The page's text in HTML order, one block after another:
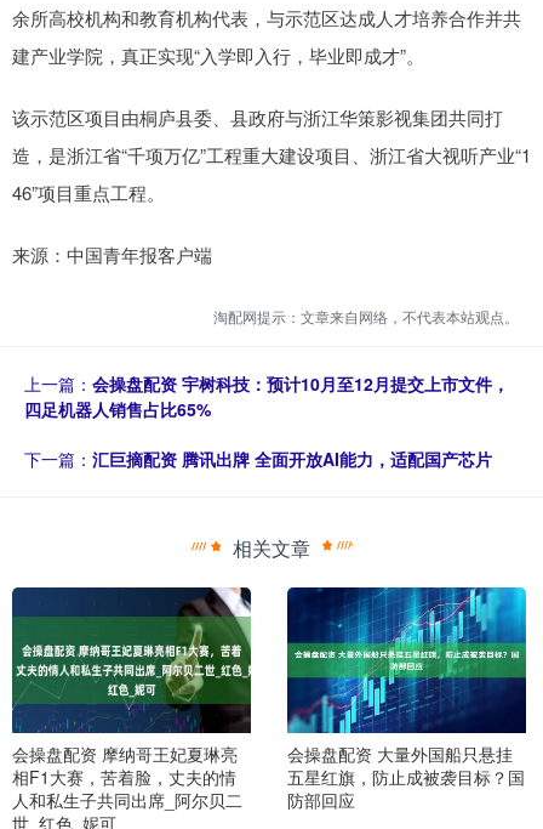
余所高校机构和教育机构代表，与示范区达成人才培养合作并共
建产业学院，真正实现“入学即入行，毕业即成才”。
该示范区项目由桐庐县委、县政府与浙江华策影视集团共同打
造，是浙江省“千项万亿”工程重大建设项目、浙江省大视听产业“1
46”项目重点工程。
来源：中国青年报客户端
淘配网提示：文章来自网络，不代表本站观点。
上一篇： 会操盘配资 宇树科技：预计10月至12月提交上市文件，
四足机器人销售占比65%
下一篇： 汇巨摘配资 腾讯出牌 全面开放AI能力，适配国产芯片
相关文章
会操盘配资 摩纳哥王妃夏琳亮
相F1大赛，苦着脸，丈夫的情
人和私生子共同出席_阿尔贝二
世_红色_妮可
会操盘配资 大量外国船只悬挂
五星红旗，防止成被袭目标？国
防部回应